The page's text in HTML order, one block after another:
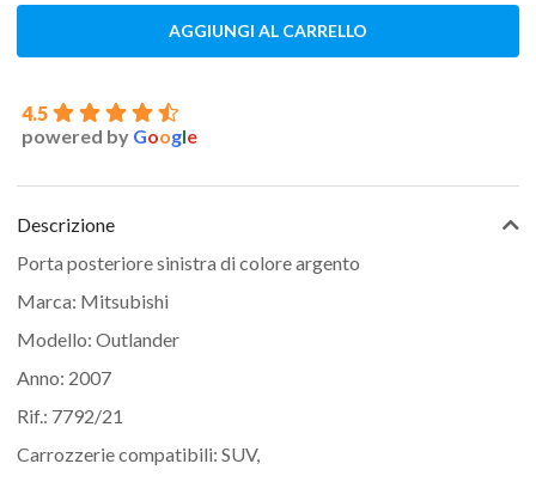
AGGIUNGI AL CARRELLO
4.5
powered by Google
Descrizione
Porta posteriore sinistra di colore argento
Marca: Mitsubishi
Modello: Outlander
Anno: 2007
Rif.: 7792/21
Carrozzerie compatibili: SUV,